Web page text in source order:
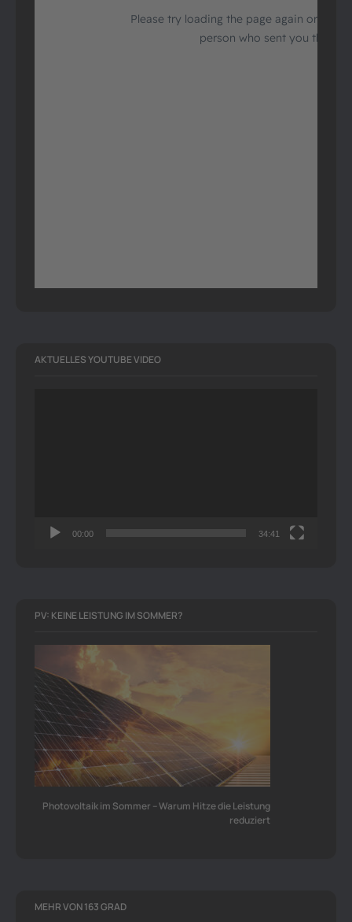
AKTUELLES YOUTUBE VIDEO
00:00 34:41
PV: KEINE LEISTUNG IM SOMMER?
Photovoltaik im Sommer – Warum Hitze die Leistung
reduziert
MEHR VON 163 GRAD